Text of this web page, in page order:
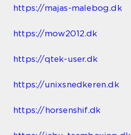
https://majas-malebog.dk
https://mow2012.dk
https://qtek-user.dk
https://unixsnedkeren.dk
https://horsenshif.dk